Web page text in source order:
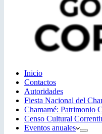
Inicio
Contactos
Autoridades
Fiesta Nacional del
Chamamé: Patrimonio
Censo Cultural
Eventos anuales